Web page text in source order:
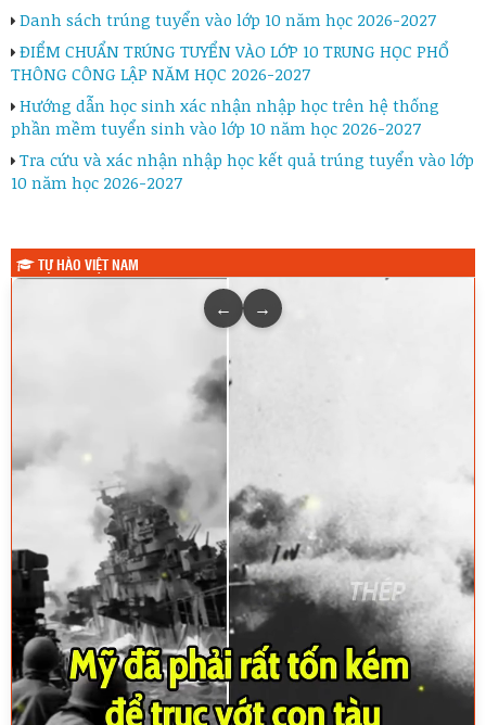
Danh sách trúng tuyển vào lớp 10 năm học 2026-2027
ĐIỂM CHUẨN TRÚNG TUYỂN VÀO LỚP 10 TRUNG HỌC PHỔ
THÔNG CÔNG LẬP NĂM HỌC 2026-2027
Hướng dẫn học sinh xác nhận nhập học trên hệ thống
phần mềm tuyển sinh vào lớp 10 năm học 2026-2027
Tra cứu và xác nhận nhập học kết quả trúng tuyển vào lớp
10 năm học 2026-2027
TỰ HÀO VIỆT NAM
← →